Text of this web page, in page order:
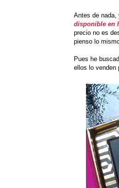
Antes de nada,
disponible en
precio no es
pienso lo
Pues he
ellos lo venden